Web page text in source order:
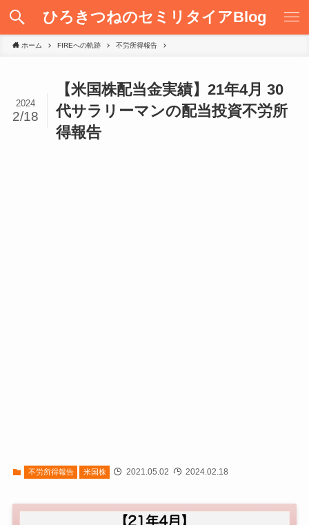
ひろきつねのセミリタイアBlog
ホーム FIREへの軌跡 不労所得報告
【米国株配当金実績】21年4月 30
代サラリーマンの配当投資不労所
得報告
2024
2/18
不労所得報告 米国株 2021.05.02 2024.02.18